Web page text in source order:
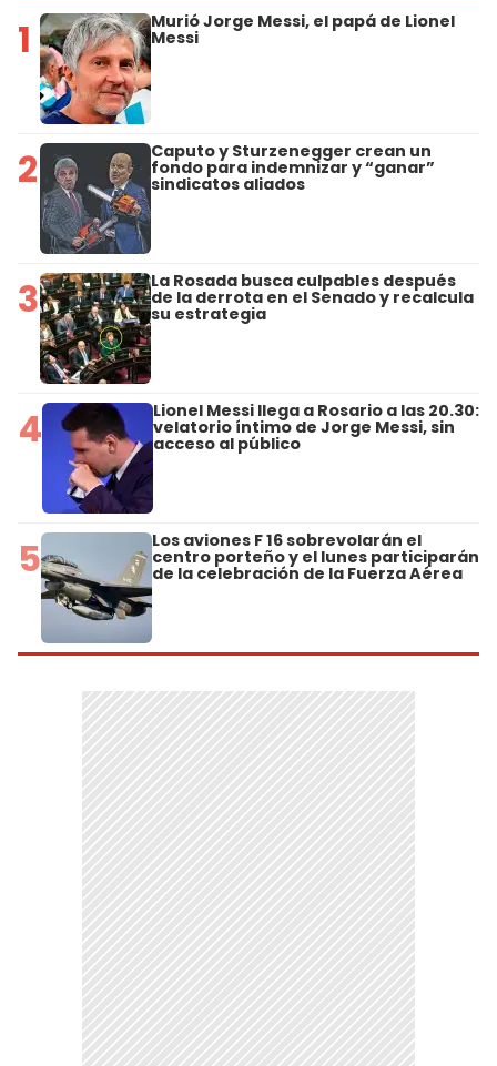
1 Murió Jorge Messi, el papá de Lionel
Messi
2 Caputo y Sturzenegger crean un
fondo para indemnizar y “ganar”
sindicatos aliados
3 La Rosada busca culpables después
de la derrota en el Senado y recalcula
su estrategia
4 Lionel Messi llega a Rosario a las 20.30:
velatorio íntimo de Jorge Messi, sin
acceso al público
5 Los aviones F 16 sobrevolarán el
centro porteño y el lunes participarán
de la celebración de la Fuerza Aérea